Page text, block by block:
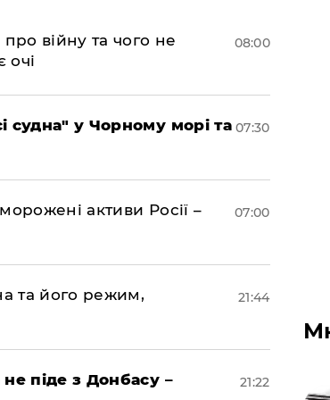
війну та чого не
очі
08:00
судна" у Чорному морі та 07:30
активи Росії –
07:00
та його режим,
21:44
піде з Донбасу –
21:22